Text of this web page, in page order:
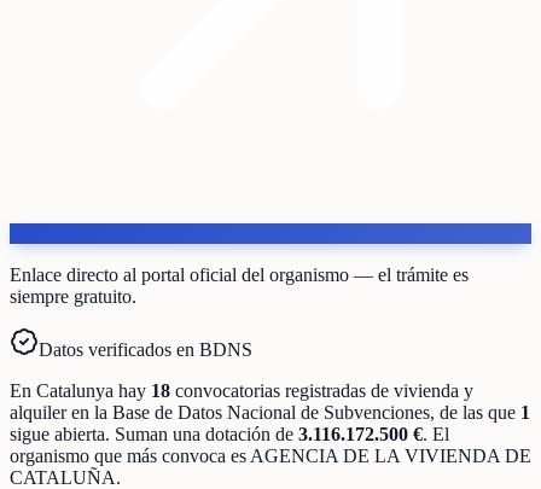
Enlace directo al portal oficial del organismo — el trámite es
siempre gratuito.
Datos verificados en BDNS
En Catalunya hay 18 convocatorias registradas de vivienda y
alquileren la Base de Datos Nacional de Subvenciones, de las que 1
sigue abierta. Suman una dotación de 3.116.172.500 €. El
organismo que más convoca es AGENCIA DE LA VIVIENDA DE
CATALUÑA.